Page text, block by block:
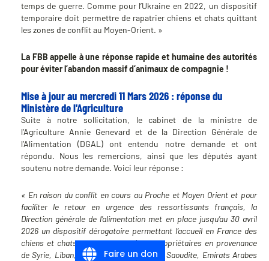
temps de guerre. Comme pour l’Ukraine en 2022, un dispositif
temporaire doit permettre de rapatrier chiens et chats quittant
les zones de conflit au Moyen-Orient. »
La FBB appelle à une réponse rapide et humaine des autorités
pour éviter l’abandon massif d’animaux de compagnie !
Mise à jour au mercredi 11 Mars 2026 : réponse du
Ministère de l'Agriculture
Suite à notre sollicitation, le cabinet de la ministre de
l’Agriculture Annie Genevard et de la Direction Générale de
l’Alimentation (DGAL) ont entendu notre demande et ont
répondu. Nous les remercions, ainsi que les députés ayant
soutenu notre demande. Voici leur réponse :
« En raison du conflit en cours au Proche et Moyen Orient et pour
faciliter le retour en urgence des ressortissants français, la
Direction générale de l’alimentation met en place jusqu’au 30 avril
2026 un dispositif dérogatoire permettant l’accueil en France des
chiens et chats accompagnant leurs propriétaires en provenance
de Syrie, Liban, Israël, Irak, Iran, Arabie Saoudite, Emirats Arabes
Faire un don